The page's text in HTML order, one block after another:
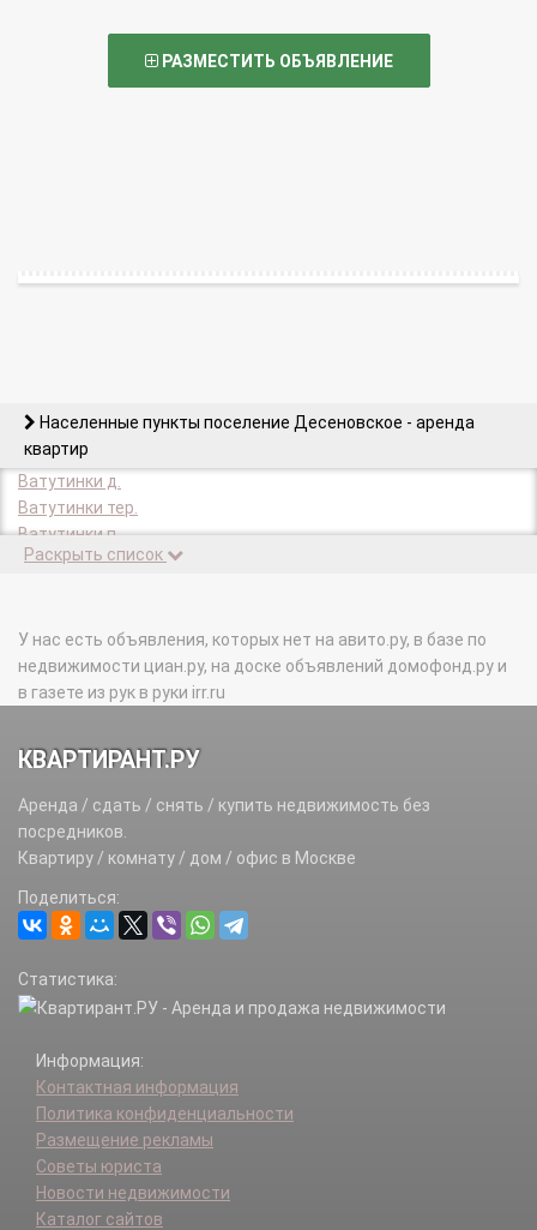
РАЗМЕСТИТЬ ОБЪЯВЛЕНИЕ
Населенные пункты поселение Десеновское - аренда
квартир
Ватутинки д.
Ватутинки тер.
Ватутинки п.
Ватутинки-1 п.
Десна-Агропункт д.
Евсеево д.
Заозерный п.
Заречный-2 п.
Киселевка д.
Кувекино д.
Новинки д.
Озерный п.
Писково д.
Полет тер.
Ручей тер.
Станиславль д.
Черепово д.
Шалово х.
Яковлево д.
Раскрыть список
У нас есть объявления, которых нет на авито.ру, в базе по
недвижимости циан.ру, на доске объявлений домофонд.ру и
в газете из рук в руки irr.ru
КВАРТИРАНТ.РУ
Аренда / сдать / снять / купить недвижимость без
посредников.
Квартиру / комнату / дом / офис в Москве
Поделиться:
Статистика:
Информация:
Контактная информация
Политика конфиденциальности
Размещение рекламы
Советы юриста
Новости недвижимости
Каталог сайтов